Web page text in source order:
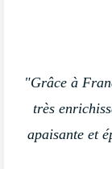
"Grâce à
très
apaisante et